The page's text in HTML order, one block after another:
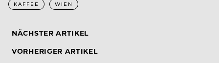
KAFFEE WIEN
NÄCHSTER ARTIKEL
VORHERIGER ARTIKEL